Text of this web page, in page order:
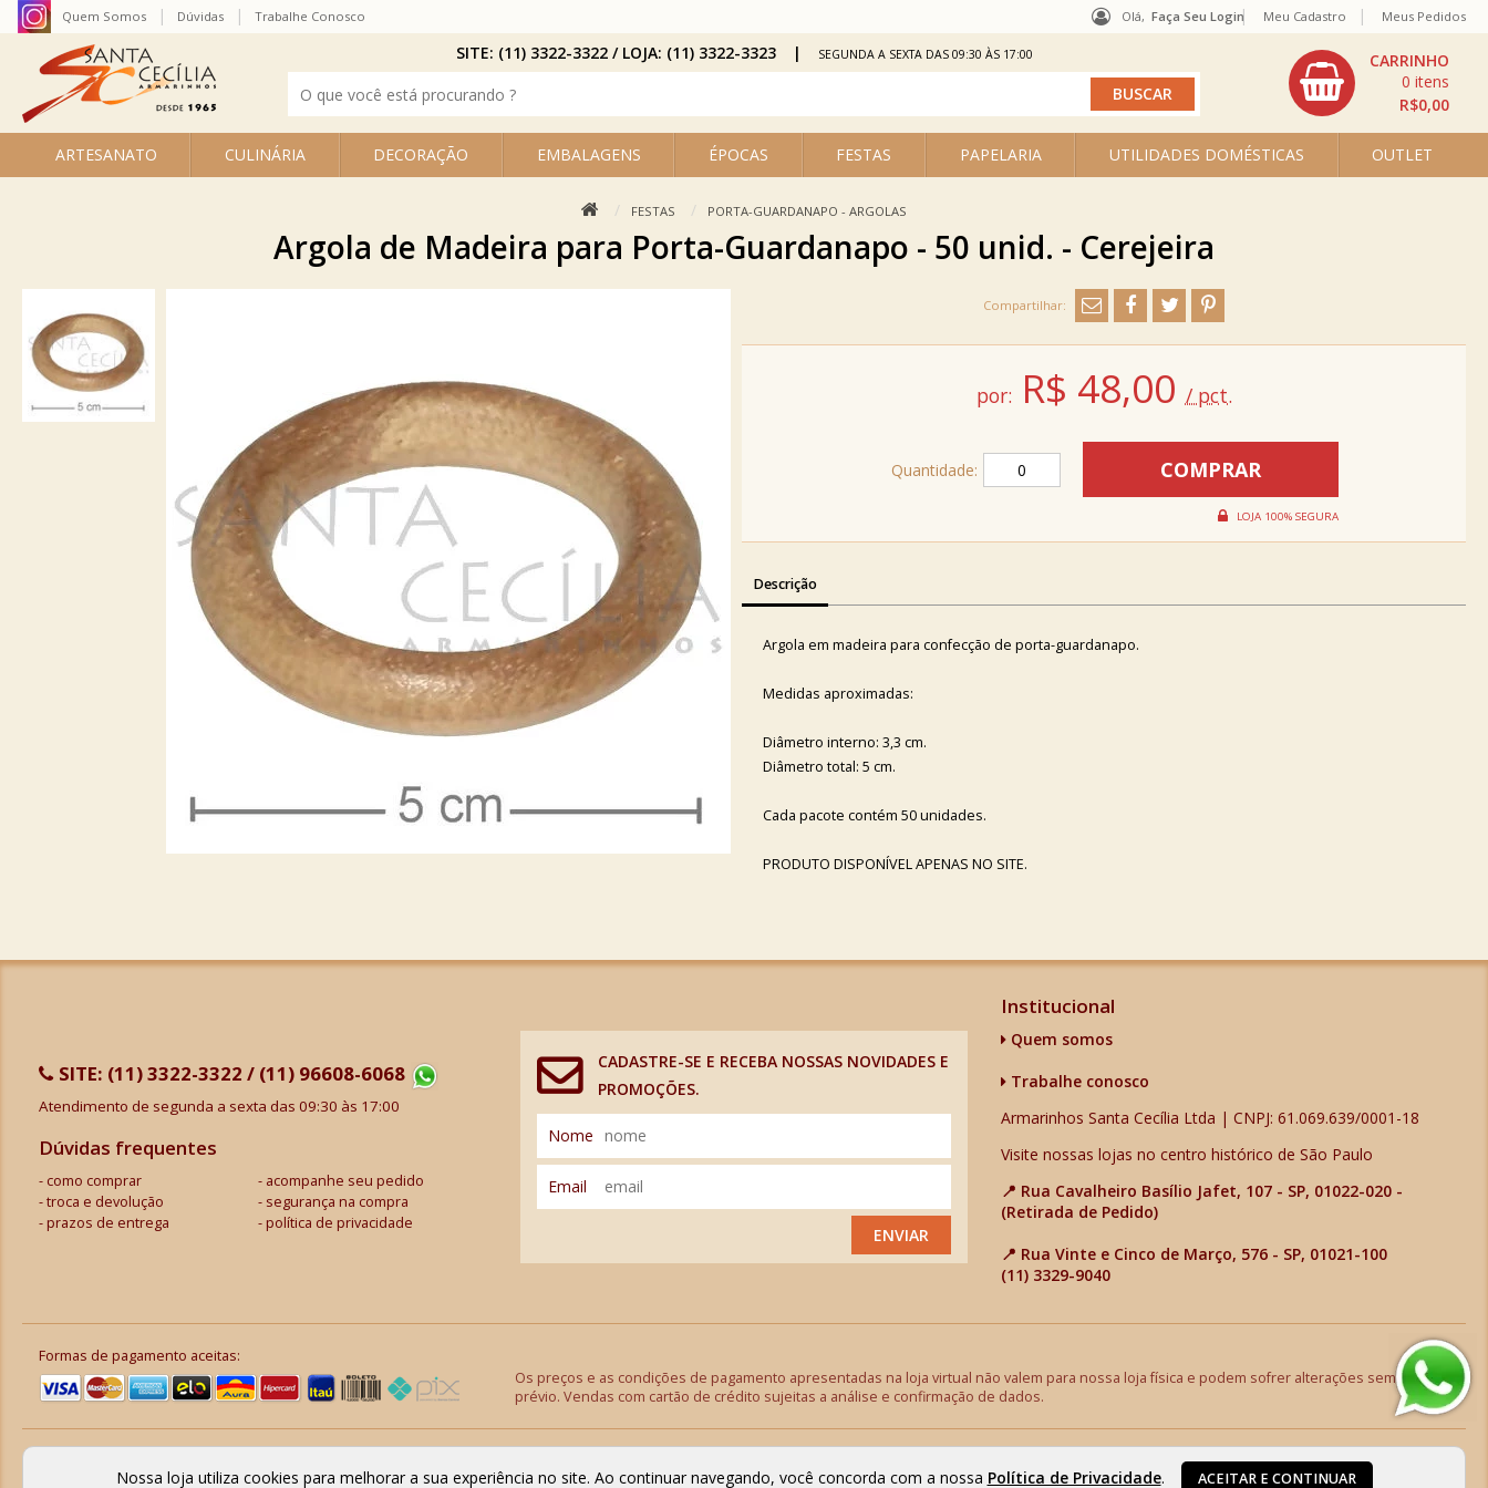
Olá, Faça Seu Login
ARTESANATO CULINÁRIA DECORAÇÃO EMBALAGENS ÉPOCAS FESTAS PAPELARIA UTILIDADES DOMÉSTICAS OUTLET
R$0,00
0
Quem Somos Dúvidas Trabalhe Conosco Meu Cadastro Meus Pedidos
SITE: (11) 3322-3322 / LOJA: (11) 3322-3323 SEGUNDA A SEXTA DAS 09:30 ÀS 17:00
FESTAS PORTA-GUARDANAPO - ARGOLAS
Argola de Madeira para Porta-Guardanapo - 50 unid. - Cerejeira
por: R$ 48,00 / pct.
Quantidade:
Descrição
Argola em madeira para confecção de porta-guardanapo.
Medidas aproximadas:
Diâmetro interno: 3,3 cm.
Diâmetro total: 5 cm.
Cada pacote contém 50 unidades.
PRODUTO DISPONÍVEL APENAS NO SITE.
SITE: (11) 3322-3322 / (11) 96608-6068
Atendimento de segunda a sexta das 09:30 às 17:00
Dúvidas frequentes
como comprar
acompanhe seu pedido
troca e devolução
segurança na compra
prazos de entrega
política de privacidade
CADASTRE-SE E RECEBA NOSSAS NOVIDADES E
PROMOÇÕES.
Nome
Email
ENVIAR
Institucional
Quem somos
Trabalhe conosco
Armarinhos Santa Cecília Ltda | CNPJ: 61.069.639/0001-18
Visite nossas lojas no centro histórico de São Paulo
📍 Rua Cavalheiro Basílio Jafet, 107 - SP, 01022-020 -
(Retirada de Pedido)
📍 Rua Vinte e Cinco de Março, 576 - SP, 01021-100
(11) 3329-9040
Formas de pagamento aceitas:
Os preços e as condições de pagamento apresentadas na loja virtual não valem para nossa loja física e podem sofrer alterações sem aviso
prévio. Vendas com cartão de crédito sujeitas a análise e confirmação de dados.
Nossa loja utiliza cookies para melhorar a sua experiência no site. Ao continuar navegando, você concorda com a nossa Política de Privacidade. ACEITAR E CONTINUAR